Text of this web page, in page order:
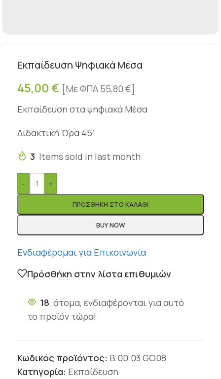
Εκπαίδευση Ψηφιακά Μέσα
45,00 € [Με ΦΠΑ55,80€]
Εκπαίδευση στα ψηφιακά Μέσα
Διδακτική Ώρα 45′
3 Items sold in last month
- +
ΠΡΟΣΘΉΚΗ ΣΤΟ ΚΑΛΆΘΙ
BUY NOW
Ενδιαφέρομαι για Επικοινωνία
Πρόσθήκη στην λίστα επιθυμιών
18 άτομα, ενδιαφέρονται για αυτό
το προϊόν τώρα!
Κωδικός προϊόντος: B.00.03 GO08
Κατηγορία: Εκπαίδευση